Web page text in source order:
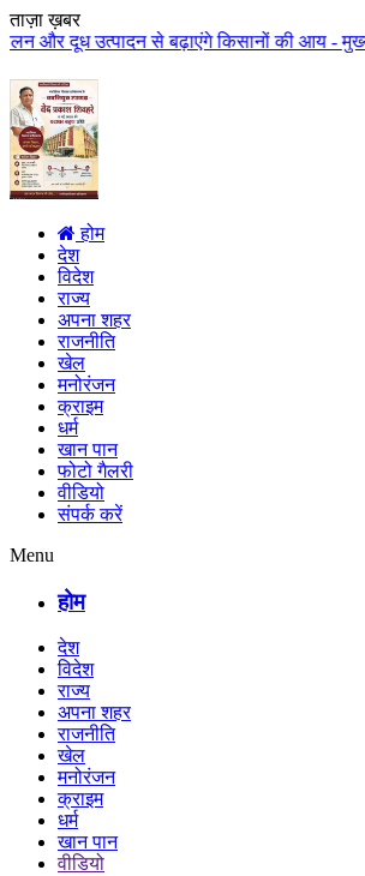
ताज़ा ख़बर
से बढ़ाएंगे किसानों की आय - मुख्यमंत्री डॉ. यादव
होम
देश
विदेश
राज्य
अपना शहर
राजनीति
खेल
मनोरंजन
क्राइम
धर्म
खान पान
फोटो गैलरी
वीडियो
संपर्क करें
Menu
होम
देश
विदेश
राज्य
अपना शहर
राजनीति
खेल
मनोरंजन
क्राइम
धर्म
खान पान
वीडियो